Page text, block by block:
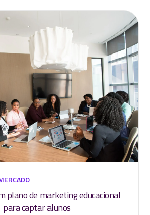
plano de marketing educacional
para captar alunos